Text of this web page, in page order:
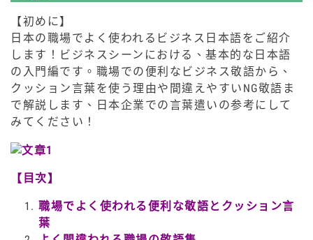
【初めに】
日本の職場でよく使われるビジネス日本語をご紹介
します！ビジネスシーンにおける、基本的な日本語
の入門編です。職場での便利なビジネス敬語から、
クッション言葉を使う理由や間違えやすいNG敬語ま
で解説します、日本企業での言葉遣いの参考にして
みてください！
【目次】
職場でよく使われる便利な敬語とクッション言
葉